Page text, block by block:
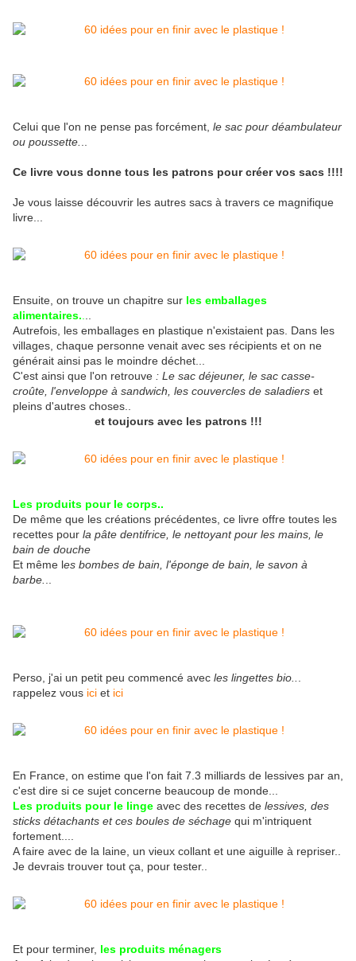
Celui que l'on ne pense pas forcément, le sac pour déambulateur
ou poussette.
Ce livre vous donne tous les patrons pour créer vos sacs !!!!
Je vous laisse découvrir les autres sacs à travers ce magnifique
livre...
Ensuite, on trouve un chapitre sur les emballages
alimentaires.
Autrefois, les emballages en plastique n'existaient pas. Dans les
villages, chaque personne venait avec ses récipients et on ne
générait ainsi pas le moindre déchet...
C'est ainsi que l'on retrouve : Le sac déjeuner, le sac casse-
croûte, l'enveloppe à sandwich, les couvercles de saladiers et
pleins d'autres choses..
et toujours avec les patrons !!!
Les produits pour le corps..
De même que les créations précédentes, ce livre offre toutes les
recettes pour la pâte dentifrice, le nettoyant pour les mains, le
bain de douche
Et même les bombes de bain, l'éponge de bain, le savon à
barbe.
Perso, j'ai un petit peu commencé avec les lingettes bio..
rappelez vous ici et ici
En France, on estime que l'on fait 7.3 milliards de lessives par an,
c'est dire si ce sujet concerne beaucoup de monde...
Les produits pour le linge avec des recettes de lessives, des
sticks détachants et ces boules de séchage qui m'intriquent
fortement....
A faire avec de la laine, un vieux collant et une aiguille à repriser..
Je devrais trouver tout ça, pour tester..
Et pour terminer, les produits ménagers